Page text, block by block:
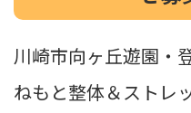
川崎市向ヶ丘遊園・
ねもと整体＆ストレ